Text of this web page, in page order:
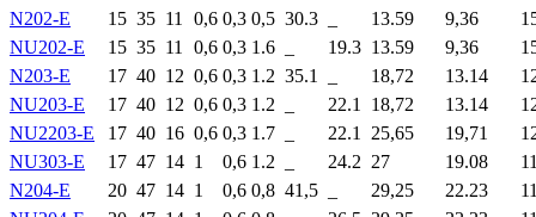
N202-E 15 35 11 0,6 0,3 0,5 30.3 13.59 9,36
NU202-E
15 35 11 0,6 0,3 1.6 19.3 13.59 9,36
N203-E
17 40 12 0,6 0,3 1.2 35.1 18,72 13.14
NU203-E
17 40 12 0,6 0,3 1.2 22.1 18,72 13.14
NU2203-E
17 40 16 0,6 0,3 1.7 22.1 25,65 19,71
NU303-E
17 47 14 1 0,6 1.2 24.2 27 19.08
N204-E
20 47 14 1 0,6 0,8 41,5 29,25 22.23